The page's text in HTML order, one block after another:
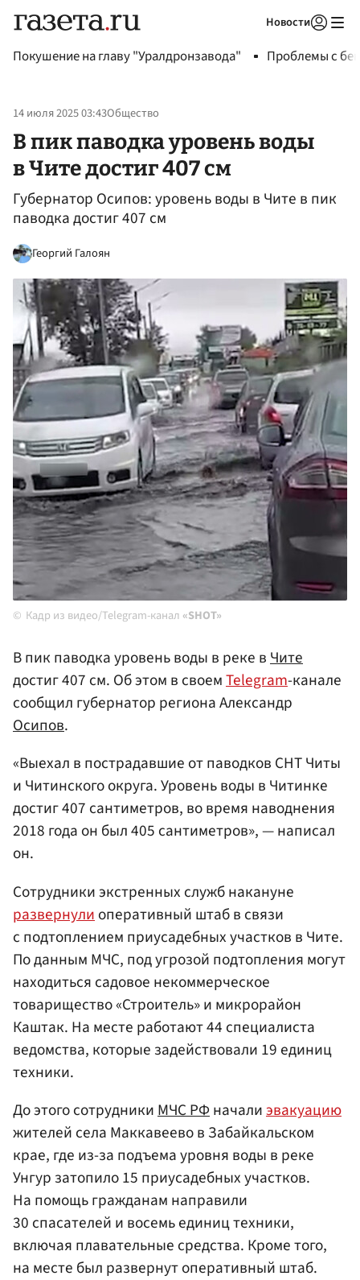
Новости
Покушение на главу "Уралдронзавода" Проблемы с
14 июля 2025 03:43Общество
В пик паводка уровень воды
в Чите достиг 407 см
Губернатор Осипов: уровень воды в Чите в пик
паводка достиг 407 см
Георгий Галоян
Кадр из видео/Telegram-канал «SHOT»
В пик паводка уровень воды в реке вЧите
достиг 407 см. Об этом в своемTelegram-канале
сообщил губернатор региона Александр
Осипов.
«Выехал в пострадавшие от паводков СНТ Читы
и Читинского округа. Уровень воды в Читинке
достиг 407 сантиметров, во время наводнения
2018 года он был 405 сантиметров», — написал
он.
Сотрудники экстренных служб накануне
развернули оперативный штаб в связи
с подтоплением приусадебных участков в Чите.
По данным МЧС, под угрозой подтопления могут
находиться садовое некоммерческое
товарищество «Строитель» и микрорайон
Каштак. На месте работают 44 специалиста
ведомства, которые задействовали 19 единиц
техники.
До этого сотрудникиМЧС РФначалиэвакуацию
жителей села Маккавеево в Забайкальском
крае, где из-за подъема уровня воды в реке
Унгур затопило 15 приусадебных участков.
На помощь гражданам направили
30 спасателей и восемь единиц техники,
включая плавательные средства. Кроме того,
на месте был развернут оперативный штаб.